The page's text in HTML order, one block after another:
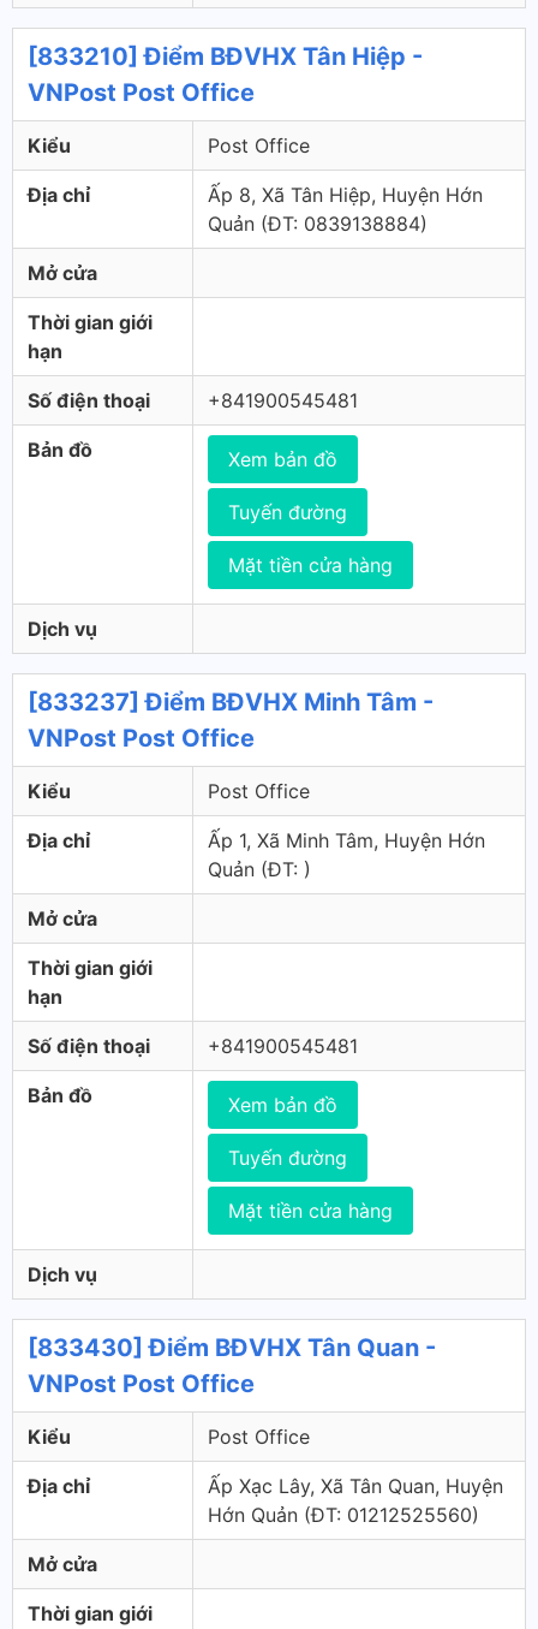
[833210] Điểm BĐVHX Tân Hiệp -
VNPost Post Office
Kiểu Post Office
Địa chỉ
Ấp 8, Xã Tân Hiệp, Huyện Hớn
Quản (ÐT: 0839138884)
Mở cửa
Thời gian giới
hạn
Số điện thoại +841900545481
Bản đồ Xem bản đồ
Tuyến đường
Mặt tiền cửa hàng
Dịch vụ
[833237] Điểm BĐVHX Minh Tâm -
VNPost Post Office
Kiểu Post Office
Địa chỉ
Ấp 1, Xã Minh Tâm, Huyện Hớn
Quản (ÐT: )
Mở cửa
Thời gian giới
hạn
Số điện thoại +841900545481
Bản đồ Xem bản đồ
Tuyến đường
Mặt tiền cửa hàng
Dịch vụ
[833430] Điểm BĐVHX Tân Quan -
VNPost Post Office
Kiểu Post Office
Địa chỉ
Ấp Xạc Lây, Xã Tân Quan, Huyện
Hớn Quản (ÐT: 01212525560)
Mở cửa
Thời gian giới